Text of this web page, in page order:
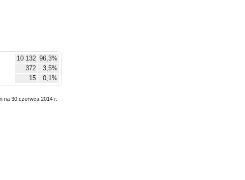
10 132 96,3%
372
3,5%
15 0,1%
na 30 czerwca 2014 r.